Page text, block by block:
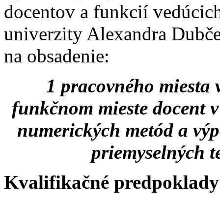
docentov a funkcií
univerzity Alexandra
na obsadenie:
1 pracovného
funkčnom mieste docent
numerických metód a
priemyselných
Kvalifikačné